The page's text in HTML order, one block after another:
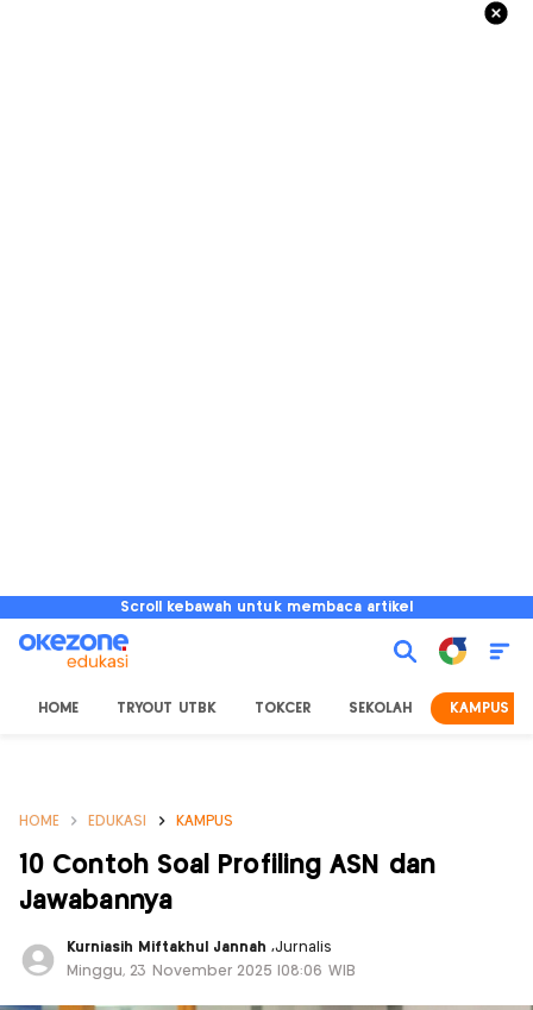
Scroll kebawah untuk membaca artikel
HOME TRYOUT UTBK TOKCER SEKOLAH KAMPUS
HOME EDUKASI KAMPUS
10 Contoh Soal Profiling ASN dan
Jawabannya
Kurniasih Miftakhul Jannah,Jurnalis
Minggu, 23 November 2025 |08:06 WIB